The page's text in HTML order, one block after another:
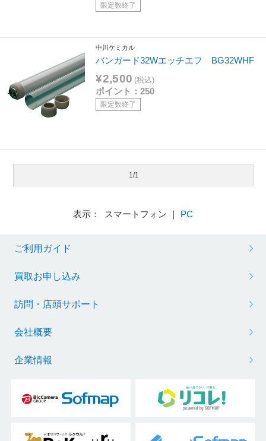
限定数終了
中川ケミカル
バンガード32Wエッチエフ BG32WHF
¥2,500 (税込)
ポイント：250
限定数終了
1/1
表示： スマートフォン ｜ PC
ご利用ガイド
買取お申し込み
訪問・店頭サポート
会社概要
企業情報